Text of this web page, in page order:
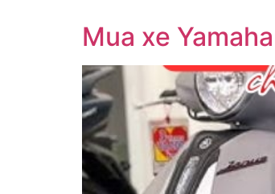
Mua xe